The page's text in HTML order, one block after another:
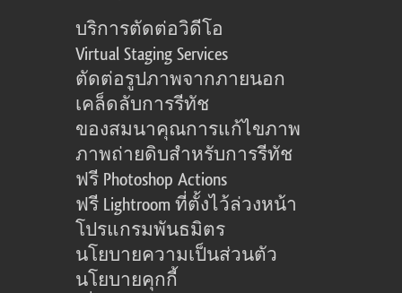
บริการตัดต่อวิดีโอ
Virtual Staging Services
ตัดต่อรูปภาพจากภายนอก
เคล็ดลับการรีทัช
ของสมนาคุณการแก้ไขภาพ
ภาพถ่ายดิบสำหรับการรีทัช
ฟรี Photoshop Actions
ฟรี Lightroom ที่ตั้งไว้ล่วงหน้า
โปรแกรมพันธมิตร
นโยบายความเป็นส่วนตัว
นโยบายคุกกี้